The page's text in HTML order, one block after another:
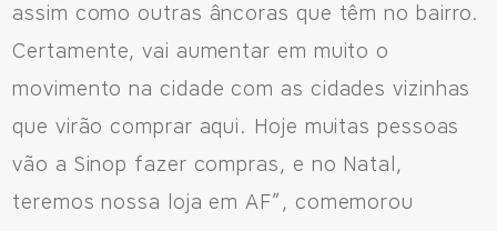
assim como outras âncoras que têm no bairro.
Certamente, vai aumentar em muito o
movimento na cidade com as cidades vizinhas
que virão comprar aqui. Hoje muitas pessoas
vão a Sinop fazer compras, e no Natal,
teremos nossa loja em AF”, comemorou